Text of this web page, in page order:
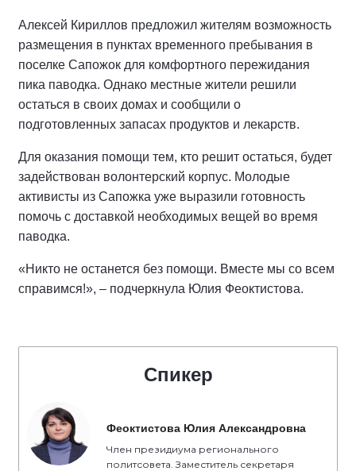
Алексей Кириллов предложил жителям возможность
размещения в пунктах временного пребывания в
поселке Сапожок для комфортного пережидания
пика паводка. Однако местные жители решили
остаться в своих домах и сообщили о
подготовленных запасах продуктов и лекарств.
Для оказания помощи тем, кто решит остаться, будет
задействован волонтерский корпус. Молодые
активисты из Сапожка уже выразили готовность
помочь с доставкой необходимых вещей во время
паводка.
«Никто не останется без помощи. Вместе мы со всем
справимся!», – подчеркнула Юлия Феоктистова.
Спикер
Феоктистова Юлия Александровна
Член президиума регионального
политсовета. Заместитель секретаря